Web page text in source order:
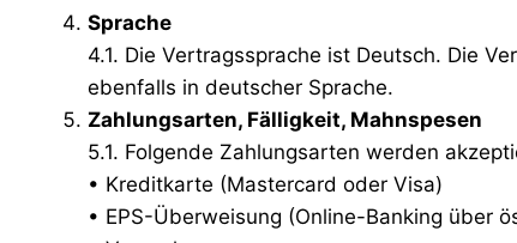
Sprache
4.1. Die Vertragssprache ist Deutsch. Die
ebenfalls in deutscher Sprache.
Zahlungsarten, Fälligkeit, Mahnspesen
5.1. Folgende Zahlungsarten werden
• Kreditkarte (Mastercard oder Visa)
• EPS-Überweisung (Online-Banking über